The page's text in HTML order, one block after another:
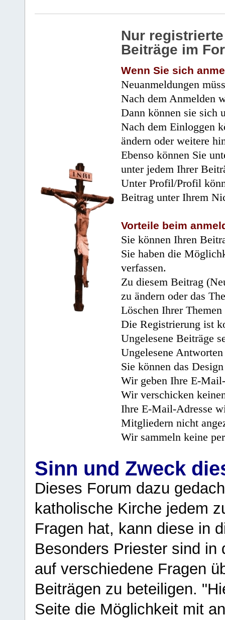
Nur
Beiträge im
Wenn Sie sich
Neuanmeldungen
Nach dem Anmelden
Dann können sie sich
Nach dem Einloggen
ändern oder weitere
Ebenso können Sie
unter jedem Ihrer
Unter Profil/Profil
Beitrag unter Ihrem
Vorteile beim
Sie können Ihren
Sie haben die
verfassen.
Zu diesem Beitrag
zu ändern oder das
Löschen Ihrer
Die Registrierung ist
Ungelesene Beiträge
Ungelesene
Sie können das
Wir geben Ihre E-
Wir verschicken
Ihre E-Mail-Adresse
Mitgliedern nicht
Wir sammeln keine
Sinn und Zweck
Dieses Forum dazu
katholische Kirche jedem
Fragen hat, kann diese in
Besonders Priester sind in
auf verschiedene Fragen
Beiträgen zu beteiligen.
Seite die Möglichkeit mit